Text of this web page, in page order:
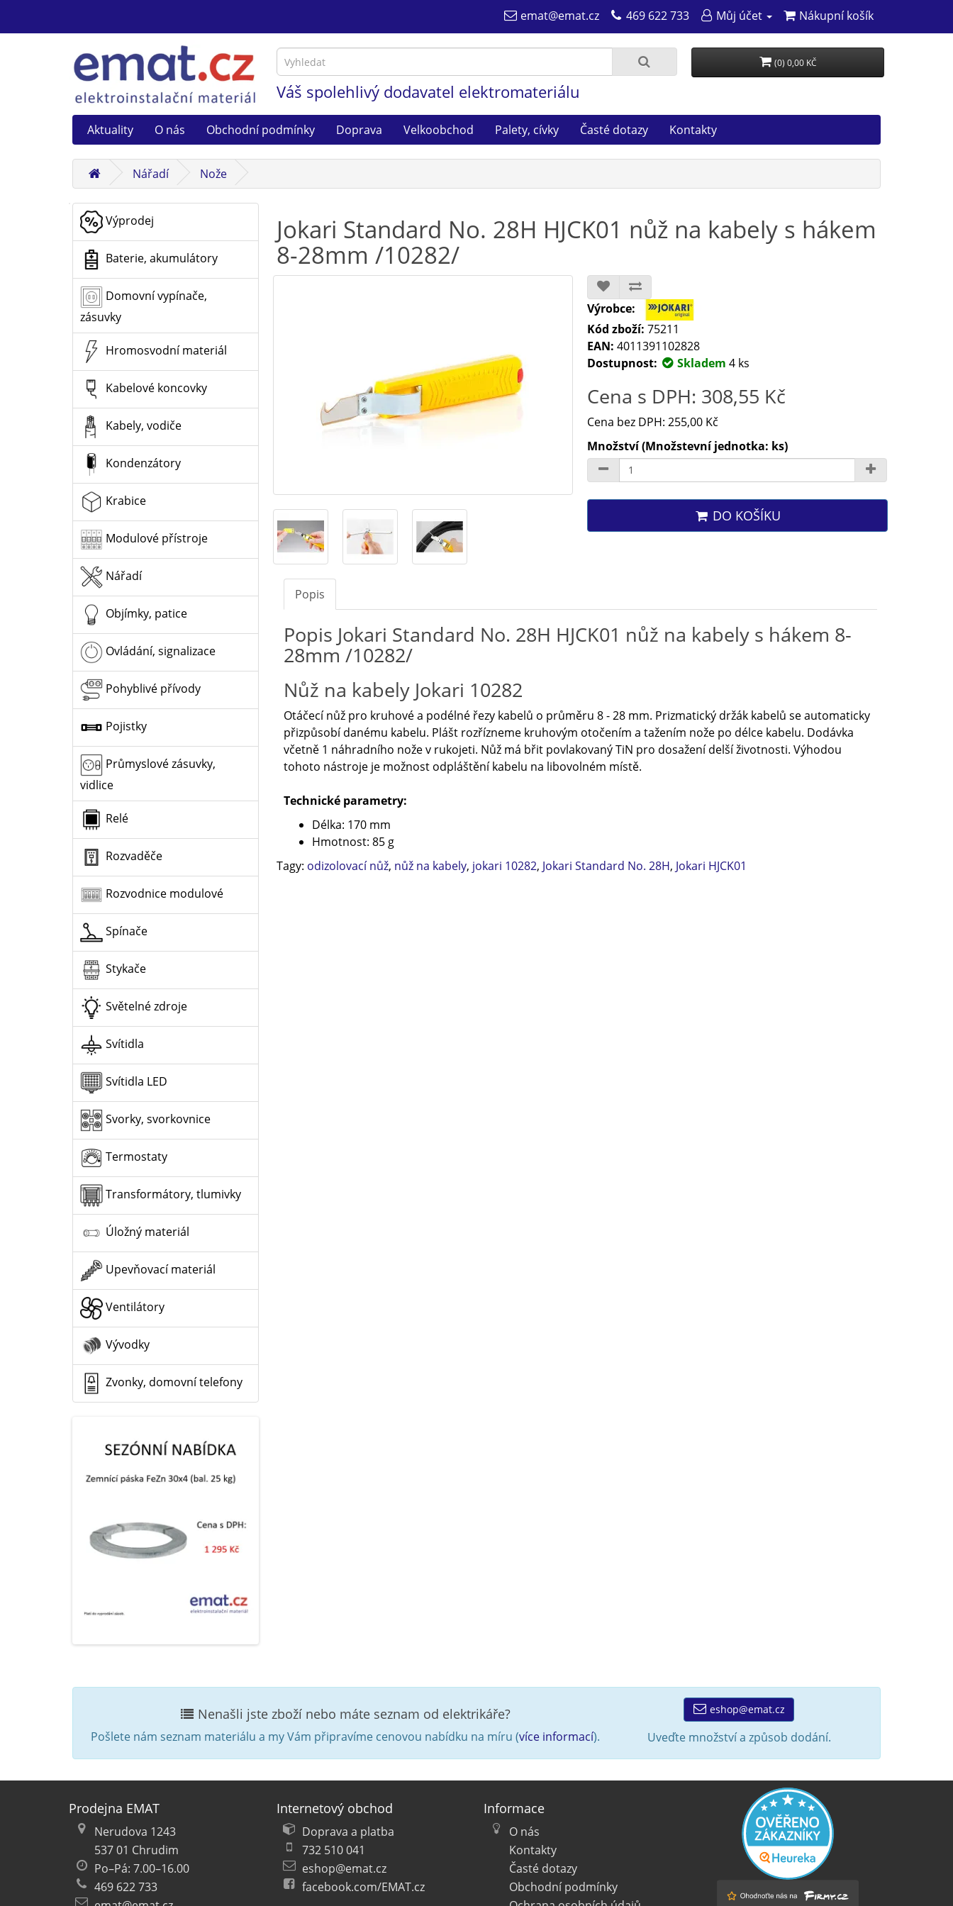
emat@emat.cz 469 622 733 Můj účet Nákupní košík
Váš spolehlivý dodavatel elektromateriálu
(0) 0,00 KČ
Aktuality O nás Obchodní podmínky Doprava Velkoobchod Palety, cívky Časté dotazy Kontakty
Nářadí Nože
Výprodej
Baterie, akumulátory
Domovní vypínače,
zásuvky
Hromosvodní materiál
Kabelové koncovky
Kabely, vodiče
Kondenzátory
Krabice
Modulové přístroje
Nářadí
Objímky, patice
Ovládání, signalizace
Pohyblivé přívody
Pojistky
Průmyslové zásuvky,
vidlice
Relé
Rozvaděče
Rozvodnice modulové
Spínače
Stykače
Světelné zdroje
Svítidla
Svítidla LED
Svorky, svorkovnice
Termostaty
Transformátory, tlumivky
Úložný materiál
Upevňovací materiál
Ventilátory
Vývodky
Zvonky, domovní telefony
Jokari Standard No. 28H HJCK01 nůž na kabely s hákem
8-28mm /10282/
Výrobce:
Kód zboží: 75211
EAN: 4011391102828
Dostupnost:
Skladem 4 ks
Cena s DPH: 308,55 Kč
Cena bez DPH: 255,00 Kč
Množství (Množstevní jednotka: ks)
DO KOŠÍKU
Popis
Popis Jokari Standard No. 28H HJCK01 nůž na kabely s hákem 8-
28mm /10282/
Nůž na kabely Jokari 10282
Otáčecí nůž pro kruhové a podélné řezy kabelů o průměru 8 - 28 mm. Prizmatický držák kabelů se automaticky
přizpůsobí danému kabelu. Plášt rozřízneme kruhovým otočením a tažením nože po délce kabelu. Dodávka
včetně 1 náhradního nože v rukojeti. Nůž má břit povlakovaný TiN pro dosažení delší životnosti. Výhodou
tohoto nástroje je možnost odpláštění kabelu na libovolném místě.
Technické parametry:
Délka: 170 mm
Hmotnost: 85 g
Tagy: odizolovací nůž, nůž na kabely, jokari 10282, Jokari Standard No. 28H, Jokari HJCK01
Nenašli jste zboží nebo máte seznam od elektrikáře?
Pošlete nám seznam materiálu a my Vám připravíme cenovou nabídku na míru (více informací).
eshop@emat.cz
Uveďte množství a způsob dodání.
Prodejna EMAT
Nerudova 1243
537 01 Chrudim
Po–Pá: 7.00–16.00
469 622 733
Internetový obchod
Doprava a platba
732 510 041
eshop@emat.cz
facebook.com/EMAT.cz
Informace
O nás
Kontakty
Časté dotazy
Obchodní podmínky